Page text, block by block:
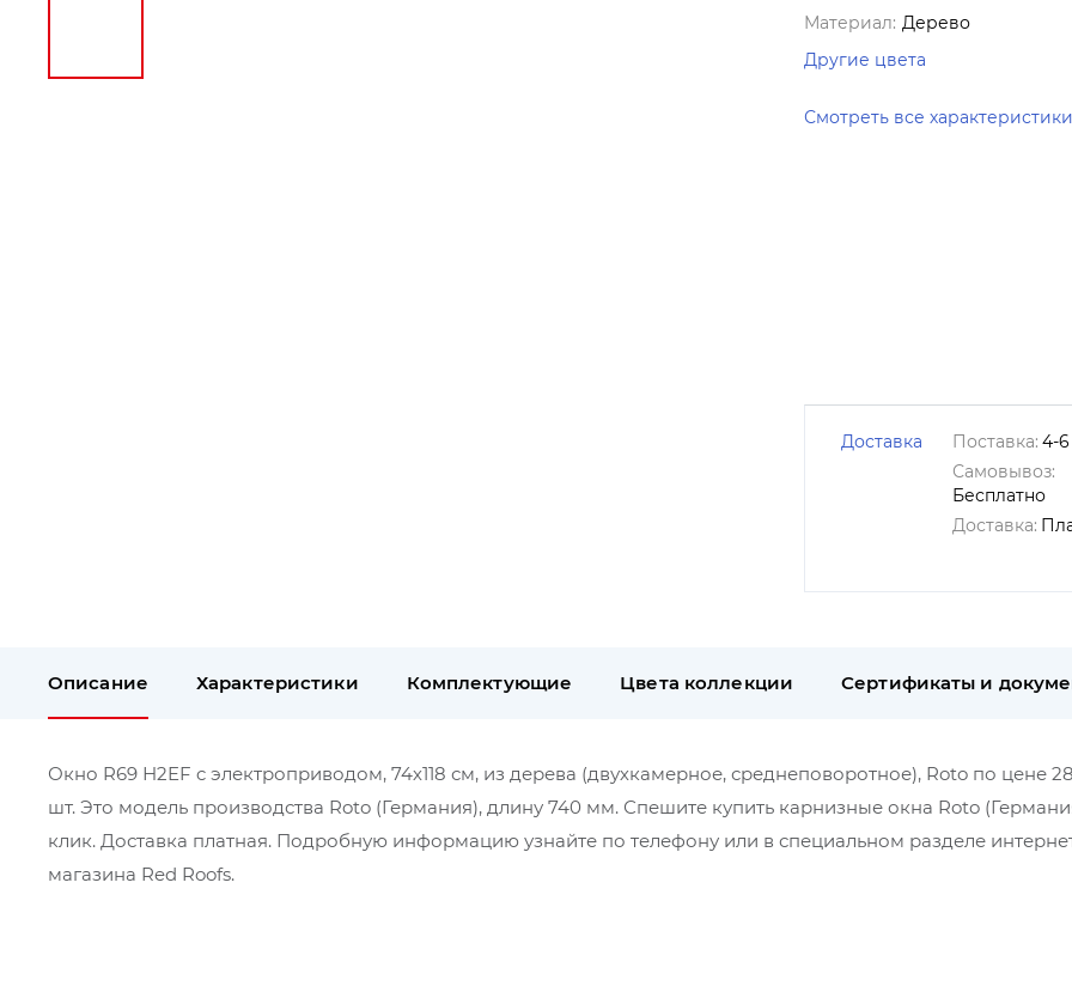
Материал: Дерево
Другие цвета
Смотреть все характеристики
Доставка Поставка: 4-
Самовывоз:
Бесплатно
Доставка:
Описание Характеристики Комплектующие Цвета коллекции Сертификаты и
Окно R69 Н2EF c электроприводом, 74х118 см, из дерева (двухкамерное, среднеповоротное), Roto по цене
шт. Это модель производства Roto (Германия), длину 740 мм. Спешите купить карнизные окна Roto
клик. Доставка платная. Подробную информацию узнайте по телефону или в специальном разделе
магазина Red Roofs.